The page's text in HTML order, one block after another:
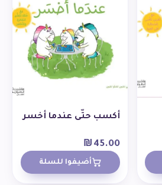
أكسب حتّى عندما أخسر
₪ 45.00
أضيفوا للسلة